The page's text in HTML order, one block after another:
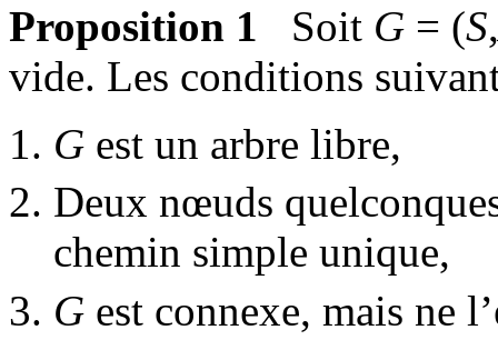
Proposition 1 Soit G = (S,
vide. Les conditions
G est un arbre libre,
Deux nœuds
chemin simple unique,
G est connexe, mais ne